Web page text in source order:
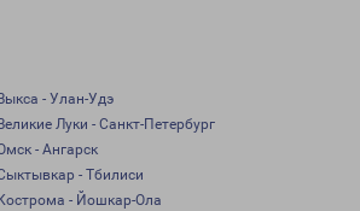
- Улан-Удэ
Луки - Санкт-Петербург
- Ангарск
- Тбилиси
- Йошкар-Ола